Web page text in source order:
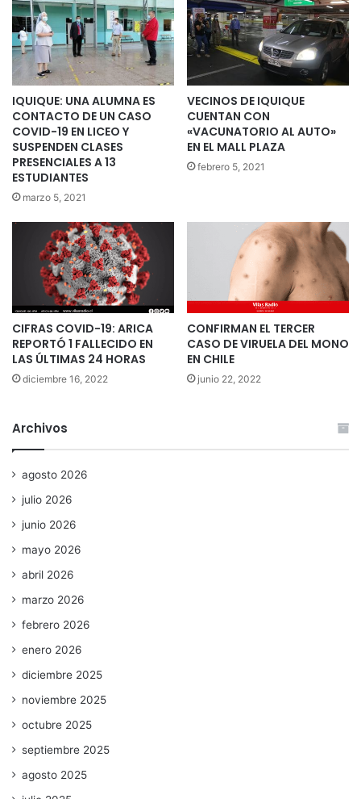
IQUIQUE: UNA ALUMNA ES
CONTACTO DE UN CASO
COVID-19 EN LICEO Y
SUSPENDEN CLASES
PRESENCIALES A 13
ESTUDIANTES
marzo 5, 2021
VECINOS DE IQUIQUE
CUENTAN CON
«VACUNATORIO AL AUTO»
EN EL MALL PLAZA
febrero 5, 2021
CIFRAS COVID-19: ARICA
REPORTÓ 1 FALLECIDO EN
LAS ÚLTIMAS 24 HORAS
diciembre 16, 2022
CONFIRMAN EL TERCER
CASO DE VIRUELA DEL MONO
EN CHILE
junio 22, 2022
Archivos
agosto 2026
julio 2026
junio 2026
mayo 2026
abril 2026
marzo 2026
febrero 2026
enero 2026
diciembre 2025
noviembre 2025
octubre 2025
septiembre 2025
agosto 2025